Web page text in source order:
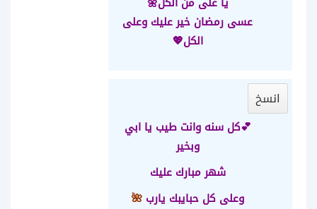
عسى رمضان خير عليك وعلى
الكل💖
انسخ
💕كل سنه وانت طيب يا ابي
وبخير
شهر مبارك عليك
وعلى كل حبايبك يارب🌺